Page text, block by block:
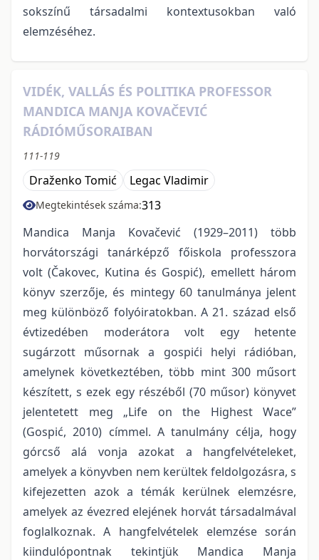
sokszínű társadalmi kontextusokban való
elemzéséhez.
VIDÉK, VALLÁS ÉS POLITIKA PROFESSOR
MANDICA MANJA KOVAČEVIĆ
RÁDIÓMŰSORAIBAN
111-119
Draženko Tomić Legac Vladimir
Megtekintések száma:313
Mandica Manja Kovačević (1929–2011) több
horvátországi tanárképző főiskola professzora
volt (Čakovec, Kutina és Gospić), emellett három
könyv szerzője, és mintegy 60 tanulmánya jelent
meg különböző folyóiratokban. A 21. század első
évtizedében moderátora volt egy hetente
sugárzott műsornak a gospići helyi rádióban,
amelynek következtében, több mint 300 műsort
készített, s ezek egy részéből (70 műsor) könyvet
jelentetett meg „Life on the Highest Wace”
(Gospić, 2010) címmel. A tanulmány célja, hogy
górcső alá vonja azokat a hangfelvételeket,
amelyek a könyvben nem kerültek feldolgozásra, s
kifejezetten azok a témák kerülnek elemzésre,
amelyek az évezred elejének horvát társadalmával
foglalkoznak. A hangfelvételek elemzése során
kiindulópontnak tekintjük Mandica Manja